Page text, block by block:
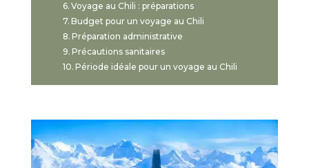
Voyage au Chili : préparations
Budget pour un voyage au Chili
Préparation administrative
Précautions sanitaires
Période idéale pour un voyage au Chili